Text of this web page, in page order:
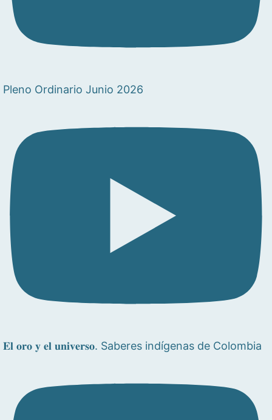
Pleno Ordinario Junio 2026
𝐄𝐥 𝐨𝐫𝐨 𝐲 𝐞𝐥 𝐮𝐧𝐢𝐯𝐞𝐫𝐬𝐨. Saberes indígenas de Colombia